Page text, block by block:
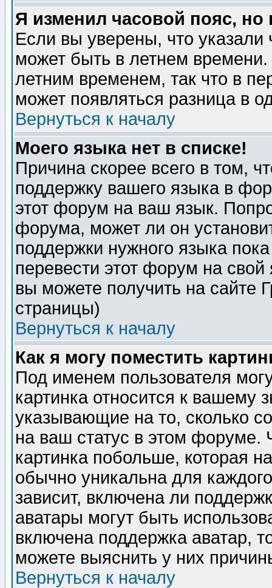
Я изменил часовой пояс,
Если вы уверены, что указали
может быть в летнем
летним временем, так что в
может появляться разница в
Вернуться к началу
Моего языка нет в списке!
Причина скорее всего в том,
поддержку вашего языка в
этот форум на ваш язык.
форума, может ли он
поддержки нужного языка
перевести этот форум на
вы можете получить на сайте
страницы)
Вернуться к началу
Как я могу поместить
Под именем пользователя
картинка относится к вашему
указывающие на то, сколько
на ваш статус в этом форуме.
картинка побольше, которая
обычно уникальна для
зависит, включена ли
аватары могут быть
включена поддержка аватар,
можете выяснить у них
Вернуться к началу